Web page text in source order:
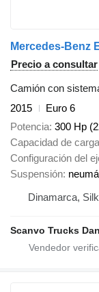
Mercedes-Benz
Precio a consultar
Camión con
2015
Euro 6
Potencia 300 Hp
Capacidad de carga
Configuración del
Suspensión
Dinamarca,
Scanvo Trucks